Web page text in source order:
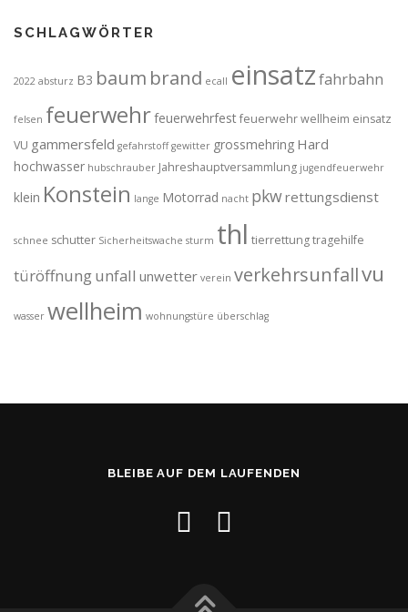
SCHLAGWÖRTER
2022 absturz B3 baum brand ecall einsatzfahrbahn
felsen feuerwehrfeuerwehrfest feuerwehr wellheim einsatz
VU gammersfeld gefahrstoff gewitter grossmehring Hard
hochwasser hubschrauber Jahreshauptversammlung jugendfeuerwehr
klein Konstein lange Motorrad nacht pkwrettungsdienst
schnee schutter Sicherheitswache sturm thl tierrettungtragehilfe
türöffnungunfall unwetter verein verkehrsunfallvu
wasser wellheim wohnungstüre überschlag
BLEIBE AUF DEM LAUFENDEN